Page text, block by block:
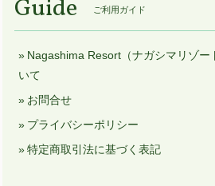
Guide ご利用ガイド
Nagashima Resort（ナガシマリゾー
いて
お問合せ
プライバシーポリシー
特定商取引法に基づく表記